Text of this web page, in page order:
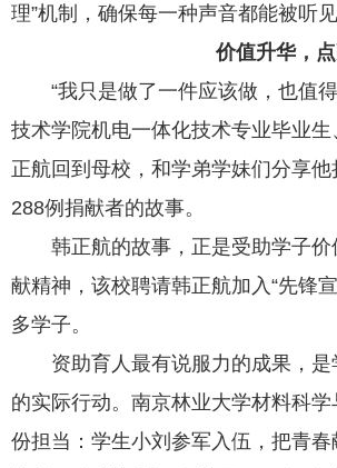
理”机制，确保每一种声音都能被听
价值升华，
“我只是做了一件应该做，也值
技术学院机电一体化技术专业毕业
正航回到母校，和学弟学妹们分享
288例捐献者的故事。
韩正航的故事，正是受助学子
献精神，该校聘请韩正航加入“先锋
多学子。
资助育人最有说服力的成果，
的实际行动。南京林业大学材料科
份担当：学生小刘参军入伍，把青